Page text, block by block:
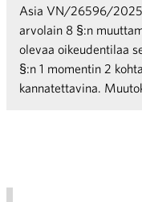
Asia VN/26596/2025
arvolain 8 §:n
olevaa oikeudentilaa
§:n 1 momentin 2
kannatettavina.